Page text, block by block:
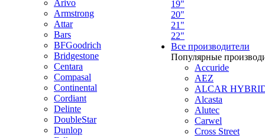
Arivo
Armstrong
Attar
Bars
BFGoodrich
Bridgestone
Centara
Compasal
Continental
Cordiant
Delinte
DoubleStar
Dunlop
19"
20"
21"
22"
Все производители
Популярные
Accuride
AEZ
ALCAR
Alcasta
Alutec
Carwel
Cross Street